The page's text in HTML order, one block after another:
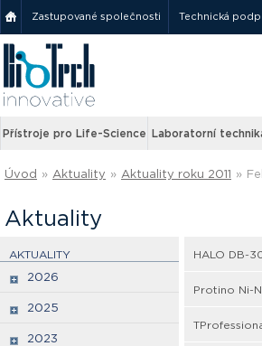
Zastupované společnosti Technická
Přístroje pro Life-Science Laboratorní
Úvod » Aktuality » Aktuality roku 2011 »
Aktuality
AKTUALITY
2026
2025
2023
HALO DB-
Protino Ni-